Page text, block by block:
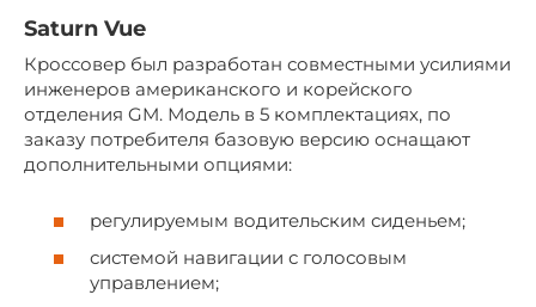
Saturn Vue
Кроссовер был разработан совместными усилиями
инженеров американского и корейского
отделения GM. Модель в 5 комплектациях, по
заказу потребителя базовую версию оснащают
дополнительными опциями:
регулируемым водительским сиденьем;
системой навигации с голосовым
управлением;